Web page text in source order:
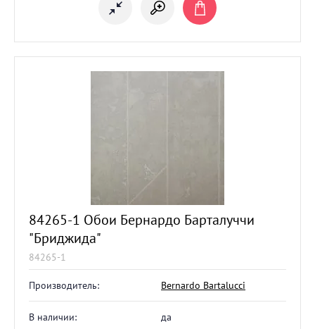
84265-1 Обои Бернардо Барталуччи
"Бриджида"
84265-1
Производитель: Bernardo Bartalucci
В наличии: да